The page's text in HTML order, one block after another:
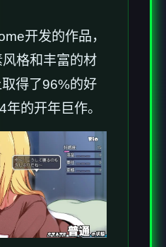
开发的作品，
格和丰富的材
得了​​96%的好
的开年巨作。